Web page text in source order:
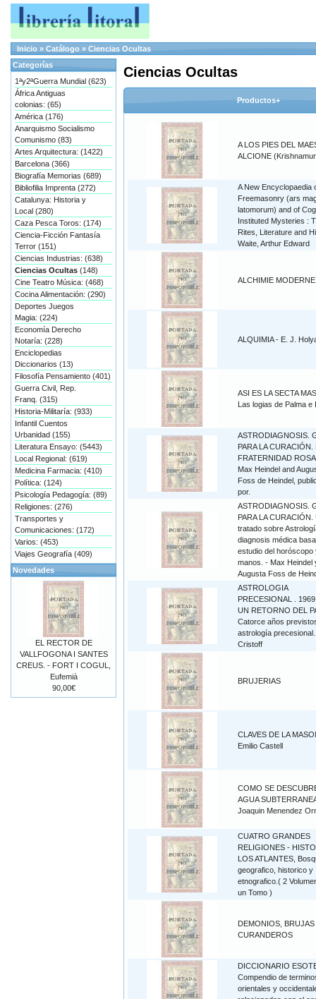
Inicio » Catálogo » Ciencias Ocultas
Ciencias Ocultas
Productos+
A LOS PIES DEL
ALCIONE
A New Encyclopaedia
Freemasonry (ars
latomorum) and of
Instituted Mysteries :
Rites, Literature and
Waite, Arthur Edward
ALCHIMIE MODERNE
ALQUIMIA - E. J.
ASI ES LA SECTA
Las logias de Palma e
ASTRODIAGNOSIS.
PARA LA CURACIÓN.
FRATERNIDAD
Max Heindel and
Foss de Heindel,
por.
ASTRODIAGNOSIS.
PARA LA CURACIÓN.
tratado sobre
diagnosis médica
estudio del horóscopo
manos. - Max Heindel
Augusta Foss de
ASTROLOGIA
PRECESIONAL .
UN RETORNO DEL
Catorce años
astrología
Cristoff
BRUJERIAS
CLAVES DE LA
Emilio Castell
COMO SE
AGUA
Joaquin Menendez
CUATRO GRANDES
RELIGIONES -
LOS ATLANTES,
geografico, historico y
etnografico.( 2
un Tomo )
DEMONIOS, BRUJAS
CURANDEROS
DICCIONARIO
Compendio de
orientales y
Categorías
1ªy2ªGuerra Mundial (623)
África Antiguas
colonias: (65)
América (176)
Anarquismo Socialismo
Comunismo (83)
Artes Arquitectura: (1422)
Barcelona (366)
Biografía Memorias (689)
Bibliofilia Imprenta (272)
Catalunya: Historia y
Local (280)
Caza Pesca Toros: (174)
Ciencia-Ficción Fantasía
Terror (151)
Ciencias Industrias: (638)
Ciencias Ocultas (148)
Cine Teatro Música: (468)
Cocina Alimentación: (290)
Deportes Juegos
Magia: (224)
Economía Derecho
Notaría: (228)
Enciclopedias
Diccionarios (13)
Filosofía Pensamiento (401)
Guerra Civil, Rep.
Franq. (315)
Historia-Militaría: (933)
Infantil Cuentos
Urbanidad (155)
Literatura Ensayo: (5443)
Local Regional: (619)
Medicina Farmacia: (410)
Política: (124)
Psicología Pedagogía: (89)
Religiones: (276)
Transportes y
Comunicaciones: (172)
Varios: (453)
Viajes Geografía (409)
Novedades
EL RECTOR DE
VALLFOGONA I SANTES
CREUS. - FORT I COGUL,
Eufemià
90,00€